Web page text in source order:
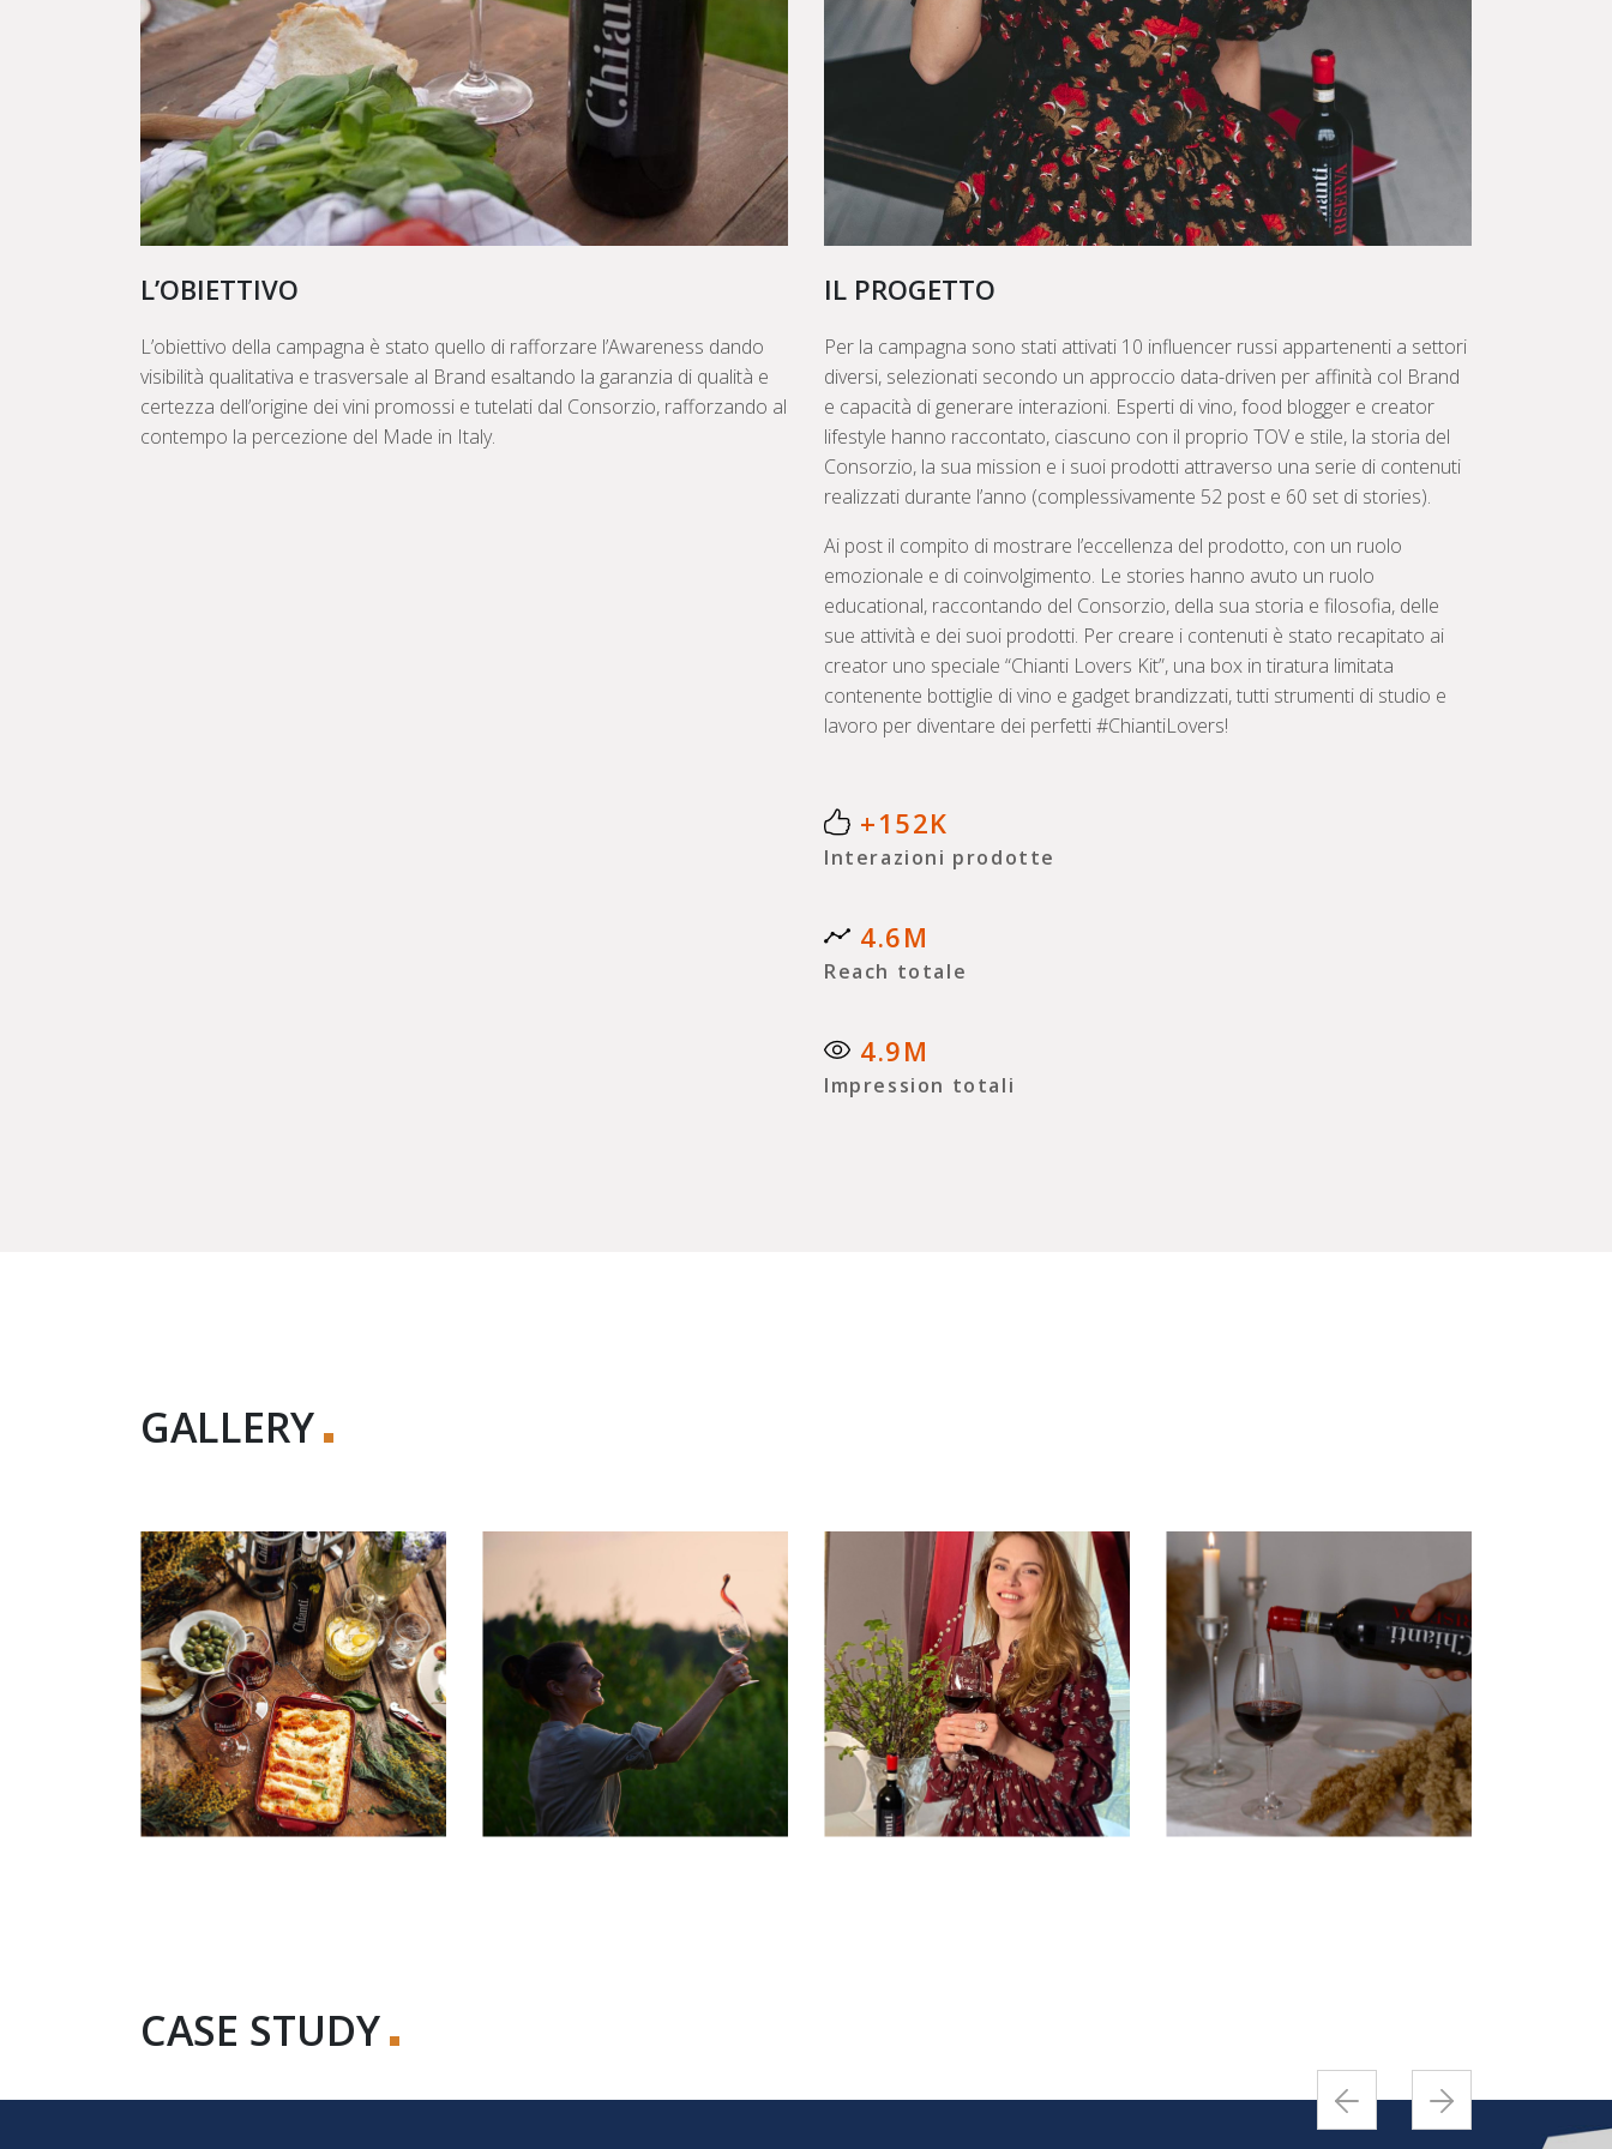
L’OBIETTIVO
L’obiettivo della campagna è stato quello di rafforzare l’Awareness dando
visibilità qualitativa e trasversale al Brand esaltando la garanzia di qualità e
certezza dell’origine dei vini promossi e tutelati dal Consorzio, rafforzando al
contempo la percezione del Made in Italy.
IL PROGETTO
Per la campagna sono stati attivati 10 influencer russi appartenenti a settori
diversi, selezionati secondo un approccio data-driven per affinità col Brand
e capacità di generare interazioni. Esperti di vino, food blogger e creator
lifestyle hanno raccontato, ciascuno con il proprio TOV e stile, la storia del
Consorzio, la sua mission e i suoi prodotti attraverso una serie di contenuti
realizzati durante l’anno (complessivamente 52 post e 60 set di stories).
Ai post il compito di mostrare l’eccellenza del prodotto, con un ruolo
emozionale e di coinvolgimento. Le stories hanno avuto un ruolo
educational, raccontando del Consorzio, della sua storia e filosofia, delle
sue attività e dei suoi prodotti. Per creare i contenuti è stato recapitato ai
creator uno speciale “Chianti Lovers Kit”, una box in tiratura limitata
contenente bottiglie di vino e gadget brandizzati, tutti strumenti di studio e
lavoro per diventare dei perfetti #ChiantiLovers!
+152K
Interazioni prodotte
4.6M
Reach totale
4.9M
Impression totali
GALLERY
CASE STUDY